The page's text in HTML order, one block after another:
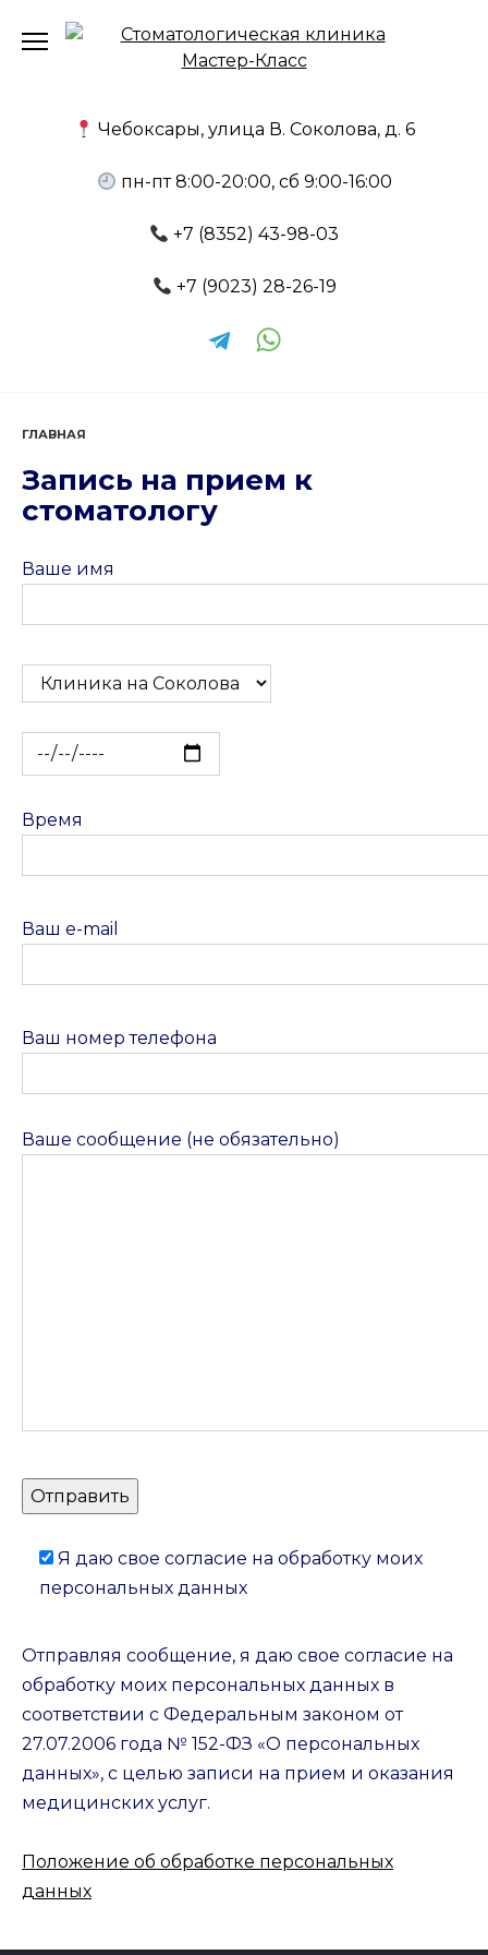
Чебоксары, улица В. Соколова, д. 6
пн-пт 8:00-20:00, сб 9:00-16:00
+7 (8352) 43-98-03
+7 (9023) 28-26-19
ГЛАВНАЯ
Запись на прием к
стоматологу
Ваше имя
Время
Ваш e-mail
Ваш номер телефона
Ваше сообщение (не обязательно)
Я даю свое согласие на обработку моих
персональных данных
Отправляя сообщение, я даю свое согласие на
обработку моих персональных данных в
соответствии с Федеральным законом от
27.07.2006 года № 152-ФЗ «О персональных
данных», с целью записи на прием и оказания
медицинских услуг.
Положение об обработке персональных
данных